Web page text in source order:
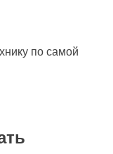
по самой